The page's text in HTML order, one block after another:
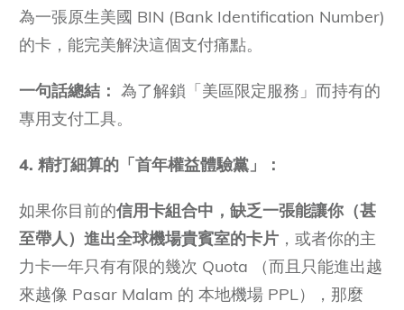
為一張原生美國 BIN (Bank Identification Number)
的卡，能完美解決這個支付痛點。
一句話總結： 為了解鎖「美區限定服務」而持有的
專用支付工具。
4. 精打細算的「首年權益體驗黨」：
如果你目前的信用卡組合中，缺乏一張能讓你（甚
至帶人）進出全球機場貴賓室的卡片 ，或者你的主
力卡一年只有有限的幾次 Quota （而且只能進出越
來越像 Pasar Malam 的 本地機場 PPL），那麼